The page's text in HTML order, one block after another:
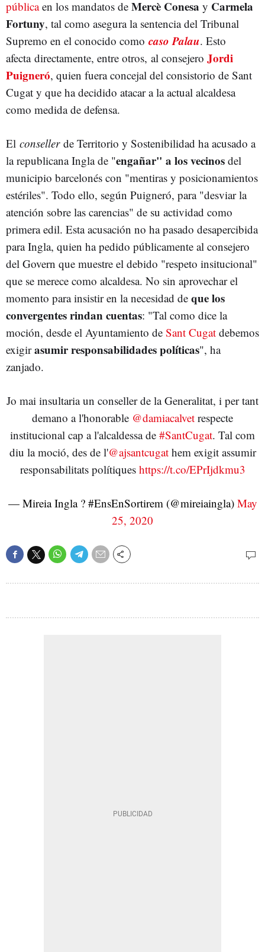
públicaen los mandatos de Mercè Conesa y Carmela
Fortuny, tal como asegura la sentencia del Tribunal
Supremo en el conocido como caso Palau. Esto
afecta directamente, entre otros, al consejero Jordi
Puigneró, quien fuera concejal del consistorio de Sant
Cugat y que ha decidido atacar a la actual alcaldesa
como medida de defensa.
El consellerde Territorio y Sostenibilidad ha acusado a
la republicana Ingla de "engañar" a los vecinos del
municipio barcelonés con "mentiras y posicionamientos
estériles". Todo ello, según Puigneró, para "desviar la
atención sobre las carencias" de su actividad como
primera edil. Esta acusación no ha pasado desapercibida
para Ingla, quien ha pedido públicamente al consejero
del Govern que muestre el debido "respeto insitucional"
que se merece como alcaldesa. No sin aprovechar el
momento para insistir en la necesidad de que los
convergentes rindan cuentas: "Tal como dice la
moción, desde el Ayuntamiento de Sant Cugat debemos
exigirasumir responsabilidades políticas", ha
zanjado.
Jo mai insultaria un conseller de la Generalitat, i per tant
demano a l'honorable @damiacalvet respecte
institucional cap a l'alcaldessa de #SantCugat. Tal com
diu la moció, des de l'@ajsantcugathem exigit assumir
responsabilitats polítiques https://t.co/EPrIjdkmu3
— Mireia Ingla ? #EnsEnSortirem (@mireiaingla) May
25, 2020